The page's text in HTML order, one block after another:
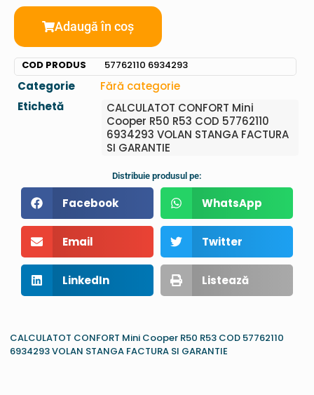
Adaugă în coș
COD PRODUS 57762110 6934293
Categorie
Fără categorie
Etichetă
CALCULATOT CONFORT Mini
Cooper R50 R53 COD 57762110
6934293 VOLAN STANGA FACTURA
SI GARANTIE
Distribuie produsul pe:
Facebook WhatsApp
Email Twitter
LinkedIn Listează
CALCULATOT CONFORT Mini Cooper R50 R53 COD 57762110
6934293 VOLAN STANGA FACTURA SI GARANTIE